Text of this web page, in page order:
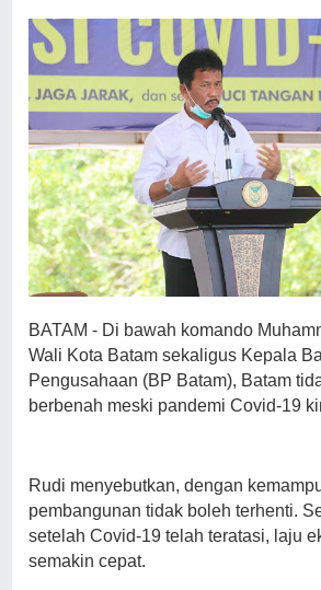
BATAM - Di bawah komando
Wali Kota Batam sekaligus Kepala
Pengusahaan (BP Batam), Batam
berbenah meski pandemi Covid-19
Rudi menyebutkan, dengan
pembangunan tidak boleh terhenti.
setelah Covid-19 telah teratasi, laju
semakin cepat.